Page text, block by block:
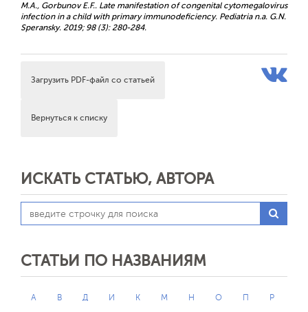
M.A., Gorbunov E.F.. Late manifestation of congenital cytomegalovirus
infection in a child with primary immunodeficiency. Pediatria n.a. G.N.
Speransky. 2019; 98 (3): 280-284.
Загрузить PDF-файл со статьей
Вернуться к списку
ИСКАТЬ СТАТЬЮ, АВТОРА
СТАТЬИ ПО НАЗВАНИЯМ
А В Д И К М Н О П Р